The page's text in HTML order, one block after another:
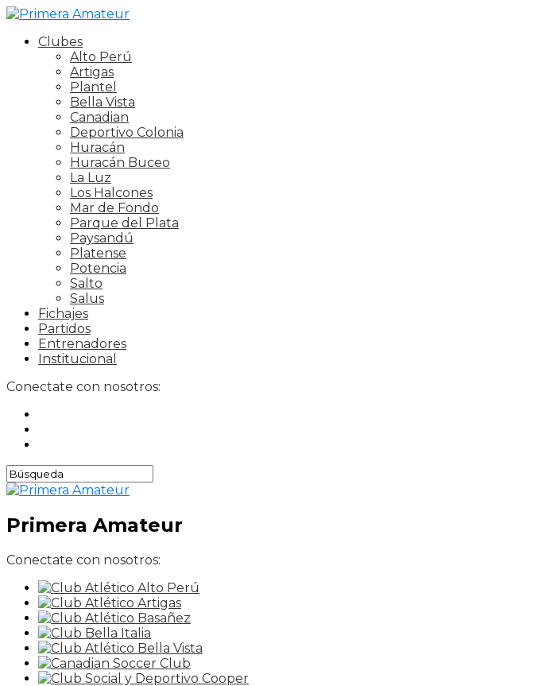
Clubes
Alto Perú
Artigas
Plantel
Bella Vista
Canadian
Deportivo Colonia
Huracán
Huracán Buceo
La Luz
Los Halcones
Mar de Fondo
Parque del Plata
Paysandú
Platense
Potencia
Salto
Salus
Fichajes
Partidos
Entrenadores
Institucional
Conectate con nosotros:
Primera Amateur
Conectate con nosotros: